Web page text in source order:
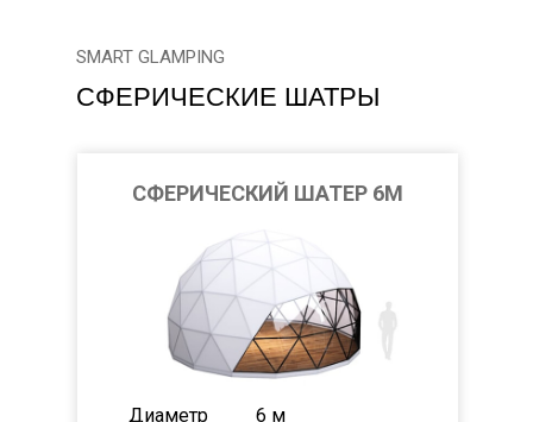
SMART GLAMPING
СФЕРИЧЕСКИЕ ШАТРЫ
СФЕРИЧЕСКИЙ ШАТЕР 6М
6 м
Диаметр